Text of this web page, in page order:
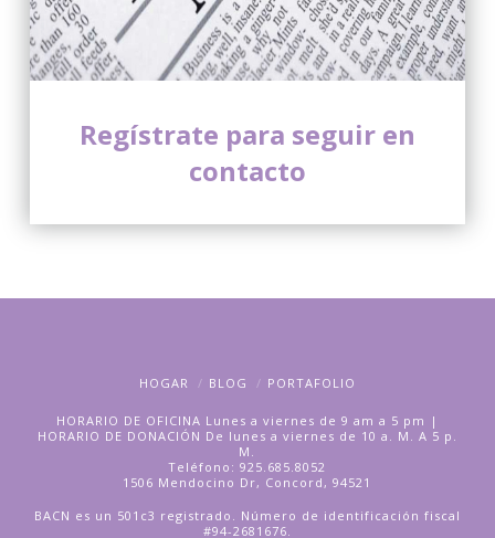
Regístrate para seguir en
contacto
HOGAR BLOG PORTAFOLIO
HORARIO DE OFICINA Lunes a viernes de 9 am a 5 pm |
HORARIO DE DONACIÓN De lunes a viernes de 10 a. M. A 5 p.
M.
Teléfono: 925.685.8052
1506 Mendocino Dr, Concord, 94521
BACN es un 501c3 registrado. Número de identificación fiscal
#94-2681676.